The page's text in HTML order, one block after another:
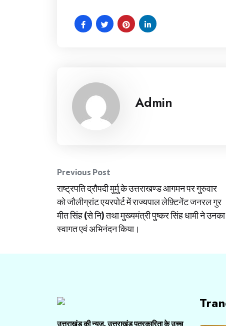
Admin
Post
navigation
Previous Post
राष्ट्रपति द्रौपदी मुर्मु के उत्तराखण्ड आगमन पर गुरुवार
को जौलीग्रांट एयरपोर्ट में राज्यपाल लेफ़्टिनेंट जनरल गुर
मीत सिंह (से नि) तथा मुख्यमंत्री पुष्कर सिंह धामी ने उनका
स्वागत एवं अभिनंदन किया।
उत्तराखंड की न्यूज़, उत्तराखंड पत्रकारिता के उच्च